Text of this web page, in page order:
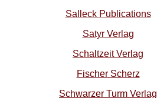
Salleck Publications
Satyr Verlag
Schaltzeit Verlag
Fischer Scherz
Schwarzer Turm Verlag